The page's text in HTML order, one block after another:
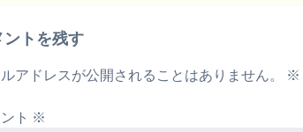
ントを残す
ルアドレスが公開されることはありません。 ※
ト ※